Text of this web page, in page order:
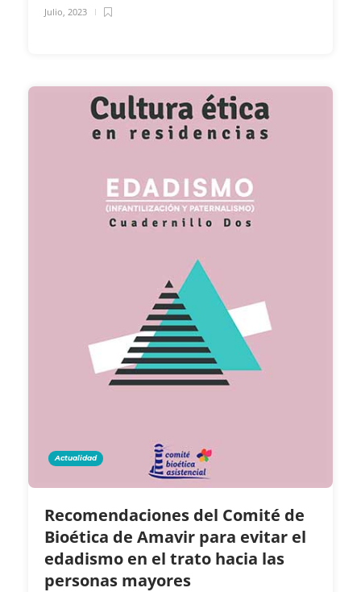
Julio, 2023
Actualidad
Recomendaciones del Comité de
Bioética de Amavir para evitar el
edadismo en el trato hacia las
personas mayores